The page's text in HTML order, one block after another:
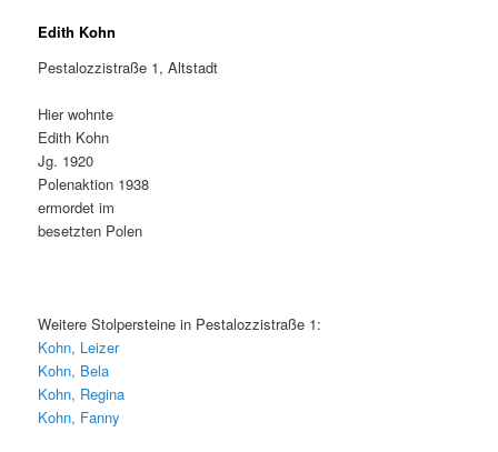
Edith Kohn
Pestalozzistraße 1, Altstadt
Hier wohnte
Edith Kohn
Jg. 1920
Polenaktion 1938
ermordet im
besetzten Polen
Weitere Stolpersteine in Pestalozzistraße 1:
Kohn, Leizer
Kohn, Bela
Kohn, Regina
Kohn, Fanny